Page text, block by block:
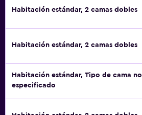
Habitación estándar, 2 camas dobles
Habitación estándar, 2 camas dobles
Habitación estándar, Tipo de cama no
especificado